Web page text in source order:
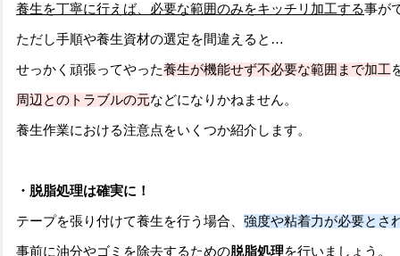
養生を丁寧に行えば、必要な範囲のみをキッチリ加工する事が
ただし手順や養生資材の選定を間違えると…
せっかく頑張ってやった養生が機能せず不必要な範囲まで加工
周辺とのトラブルの元などになりかねません。
養生作業における注意点をいくつか紹介します。
・脱脂処理は確実に！
テープを張り付けて養生を行う場合、 強度や粘着力が必要とさ
事前に油分やゴミを除去するための脱脂処理を行いましょう 。